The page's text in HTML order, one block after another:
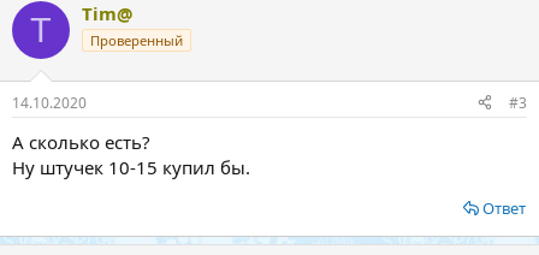
к
и
T Tim@
Проверенный
14.10.2020 #3
А сколько есть?
Ну штучек 10-15 купил бы.
Ответ